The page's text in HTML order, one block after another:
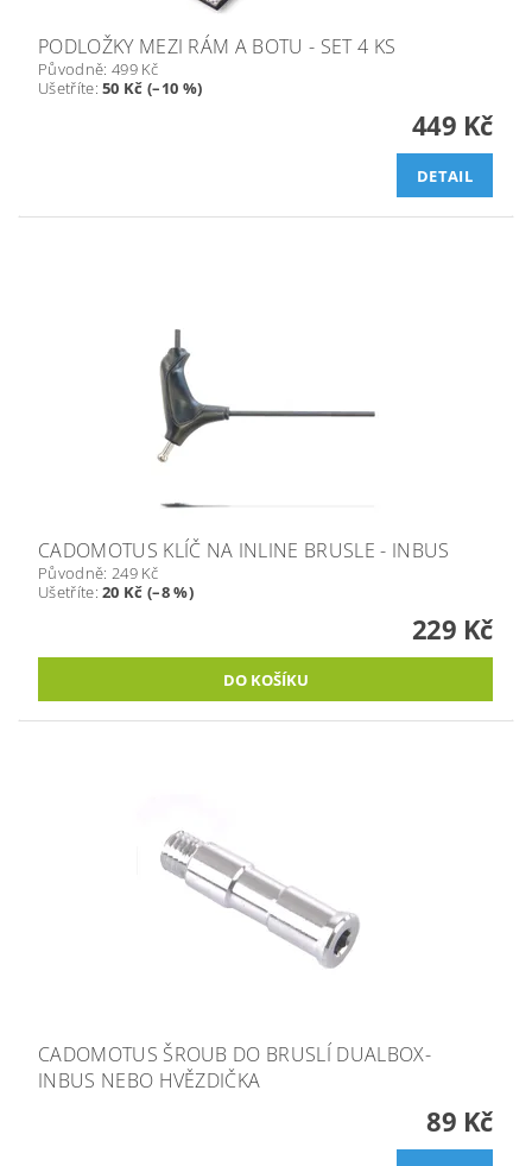
PODLOŽKY MEZI RÁM A BOTU - SET 4 KS
Původně: 499 Kč
Ušetříte:50 Kč (–10 %)
449 Kč
DETAIL
CADOMOTUS KLÍČ NA INLINE BRUSLE - INBUS
Původně: 249 Kč
Ušetříte:20 Kč (–8 %)
229 Kč
CADOMOTUS ŠROUB DO BRUSLÍ DUALBOX-
INBUS NEBO HVĚZDIČKA
89 Kč